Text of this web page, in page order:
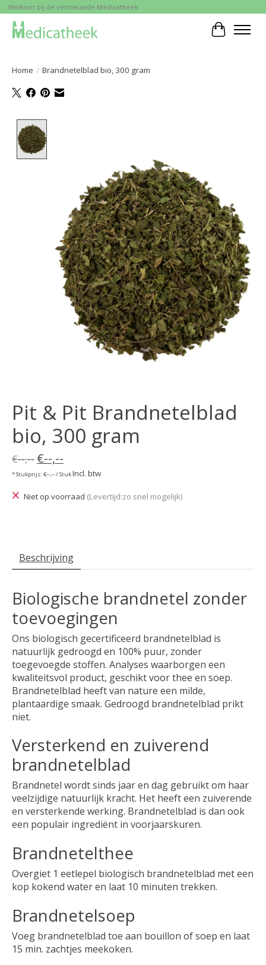
Welkom bij de vernieuwde Medicatheek
Home / Brandnetelblad bio, 300 gram
Pit & Pit Brandnetelblad
bio, 300 gram
€--,-- €--,--
* Stukprijs: €--,-- / StukIncl. btw
Niet op voorraad (Levertijd:zo snel mogelijk)
Beschrijving
Biologische brandnetel zonder
toevoegingen
Ons biologisch gecertificeerd brandnetelblad is
natuurlijk gedroogd en 100% puur, zonder
toegevoegde stoffen. Analyses waarborgen een
kwaliteitsvol product, geschikt voor thee en soep.
Brandnetelblad heeft van nature een milde,
plantaardige smaak. Gedroogd brandnetelblad prikt
niet.
Versterkend en zuiverend
brandnetelblad
Brandnetel wordt sinds jaar en dag gebruikt om haar
veelzijdige natuurlijk kracht. Het heeft een zuiverende
en versterkende werking. Brandnetelblad is dan ook
een populair ingrediënt in voorjaarskuren.
Brandnetelthee
Overgiet 1 eetlepel biologisch brandnetelblad met een
kop kokend water en laat 10 minuten trekken.
Brandnetelsoep
Voeg brandnetelblad toe aan bouillon of soep en laat
15 min. zachtjes meekoken.